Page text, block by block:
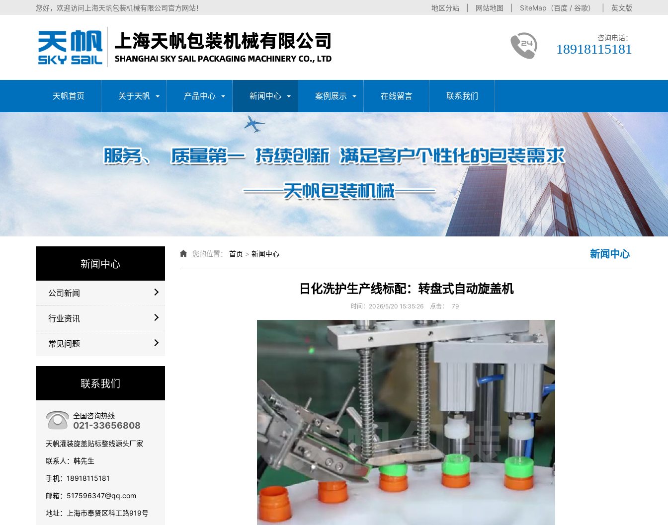
您好，欢迎访问上海天帆包装机械有限公司官方网站！ 地区分站 网站地图 | SiteMap（百度 / 谷歌） | 英文版
咨询电话：
18918115181
天帆首页 关于天帆 产品中心 新闻中心 案例展示 在线留言 联系我们
新闻中心
公司新闻
行业资讯
常见问题
联系我们
全国咨询热线
021-33656808
天帆灌装旋盖贴标整线源头厂家
联系人：韩先生
手机：18918115181
邮箱：517596347@qq.com
地址：上海市奉贤区科工路919号
您的位置： 首页 > 新闻中心 新闻中心
日化洗护生产线标配：转盘式自动旋盖机
时间：2026/5/20 15:35:26 点击： 79